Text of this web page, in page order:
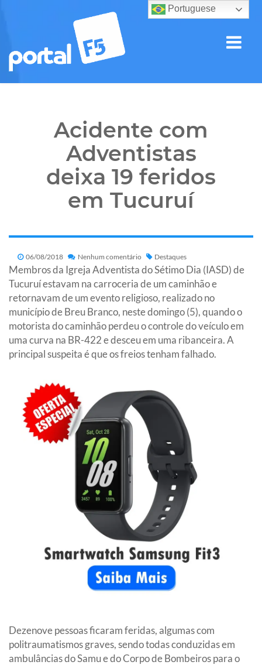
Acidente com
Adventistas
deixa 19 feridos
em Tucuruí
06/08/2018 Nenhum comentário Destaques
Membros da Igreja Adventista do Sétimo Dia (IASD) de
Tucuruí estavam na carroceria de um caminhão e
retornavam de um evento religioso, realizado no
município de Breu Branco, neste domingo (5), quando o
motorista do caminhão perdeu o controle do veículo em
uma curva na BR-422 e desceu em uma ribanceira. A
principal suspeita é que os freios tenham falhado.
Dezenove pessoas ficaram feridas, algumas com
politraumatismos graves, sendo todas conduzidas em
ambulâncias do Samu e do Corpo de Bombeiros para o
Portuguese